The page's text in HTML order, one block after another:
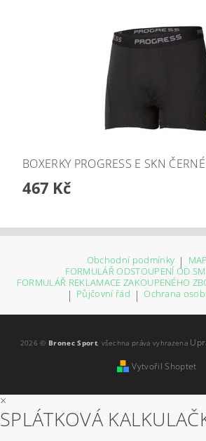
BOXERKY PROGRESS E SKN ČERNÉ
467 Kč
Obchodní podmínky |
FORMULÁŘ ODSTOUPENÍ OD
FORMULÁŘ REKLAMACE ZAKOUPENÉHO
| Půjčovní řád | Ochrana
2026 © Bronec Sport, všechna práva vyhrazena
Vytvořil Shoptet
×
SPLÁTKOVÁ